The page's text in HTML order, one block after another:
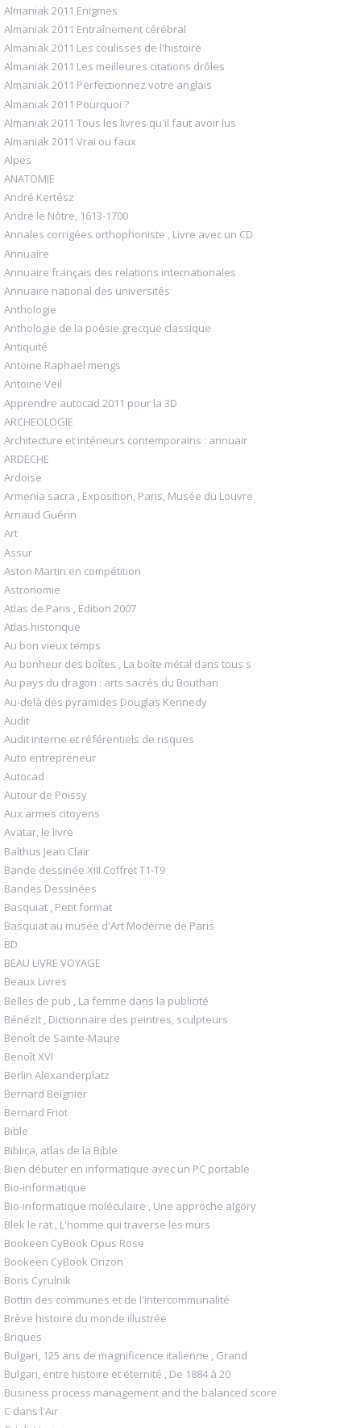
Almaniak 2011 Enigmes
Almaniak 2011 Entraînement cérébral
Almaniak 2011 Les coulisses de l'histoire
Almaniak 2011 Les meilleures citations drôles
Almaniak 2011 Perfectionnez votre anglais
Almaniak 2011 Pourquoi ?
Almaniak 2011 Tous les livres qu'il faut avoir lus
Almaniak 2011 Vrai ou faux
Alpes
ANATOMIE
André Kertész
André le Nôtre, 1613-1700
Annales corrigées orthophoniste , Livre avec un CD
Annuaire
Annuaire français des relations internationales
Annuaire national des universités
Anthologie
Anthologie de la poésie grecque classique
Antiquité
Antoine Raphaël mengs
Antoine Veil
Apprendre autocad 2011 pour la 3D
ARCHEOLOGIE
Architecture et intérieurs contemporains : annuair
ARDECHE
Ardoise
Armenia sacra , Exposition, Paris, Musée du Louvre
Arnaud Guérin
Art
Assur
Aston Martin en compétition
Astronomie
Atlas de Paris , Edition 2007
Atlas historique
Au bon vieux temps
Au bonheur des boîtes , La boîte métal dans tous s
Au pays du dragon : arts sacrés du Bouthan
Au-delà des pyramides Douglas Kennedy
Audit
Audit interne et référentiels de risques
Auto entrepreneur
Autocad
Autour de Poissy
Aux armes citoyens
Avatar, le livre
Balthus Jean Clair
Bande dessinée XIII Coffret T1-T9
Bandes Dessinées
Basquiat , Petit format
Basquiat au musée d'Art Moderne de Paris
BD
BEAU LIVRE VOYAGE
Beaux Livres
Belles de pub , La femme dans la publicité
Bénézit , Dictionnaire des peintres, sculpteurs
Benoît de Sainte-Maure
Benoît XVI
Berlin Alexanderplatz
Bernard Beignier
Bernard Friot
Bible
Biblica, atlas de la Bible
Bien débuter en informatique avec un PC portable
Bio-informatique
Bio-informatique moléculaire , Une approche algory
Blek le rat , L'homme qui traverse les murs
Bookeen CyBook Opus Rose
Bookeen CyBook Orizon
Boris Cyrulnik
Bottin des communes et de l'intercommunalité
Brève histoire du monde illustrée
Briques
Bulgari, 125 ans de magnificence italienne , Grand
Bulgari, entre histoire et éternité , De 1884 à 20
Business process management and the balanced score
C dans l'Air